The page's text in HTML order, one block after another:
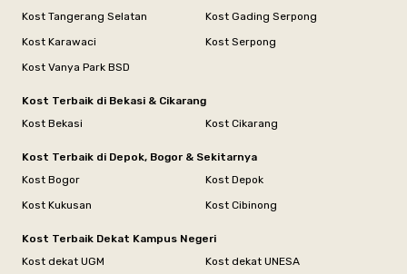
Kost Tangerang Selatan
Kost Gading Serpong
Kost Karawaci
Kost Serpong
Kost Vanya Park BSD
Kost Terbaik di Bekasi & Cikarang
Kost Bekasi
Kost Cikarang
Kost Terbaik di Depok, Bogor & Sekitarnya
Kost Bogor
Kost Depok
Kost Kukusan
Kost Cibinong
Kost Terbaik Dekat Kampus Negeri
Kost dekat UGM
Kost dekat UNESA